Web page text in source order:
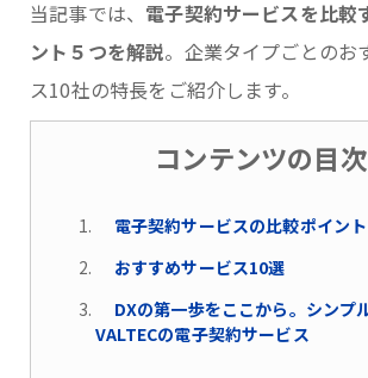
当記事では、 電子契約サービスを比較
ント５つを解説。企業タイプごとのお
ス10社の特長をご紹介します。
コンテンツの目次
電子契約サービスの比較ポイント
おすすめサービス10選
DXの第一歩をここから。シンプ
VALTECの電子契約サービス